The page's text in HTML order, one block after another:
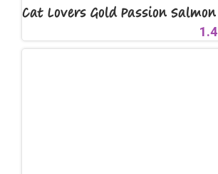
Cat Lovers Gold Passion Salmon